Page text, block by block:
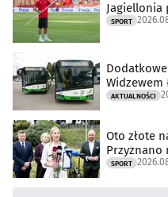
Jagiellonia
SPORT
Widzewem
AKTUALNOŚCI
Oto złote
Przyznano
SPORT